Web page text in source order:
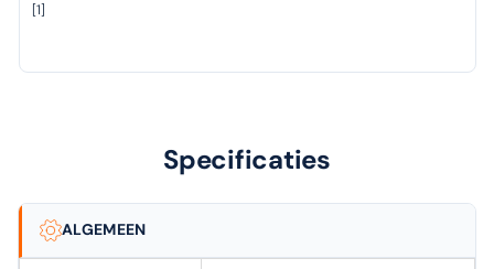
[1]
Specificaties
ALGEMEEN